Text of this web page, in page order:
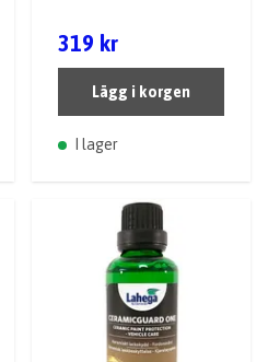
319 kr
Lägg i korgen
I lager